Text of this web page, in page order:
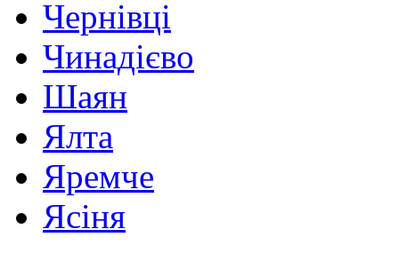
Чернівці
Чинадієво
Шаян
Ялта
Яремче
Ясіня